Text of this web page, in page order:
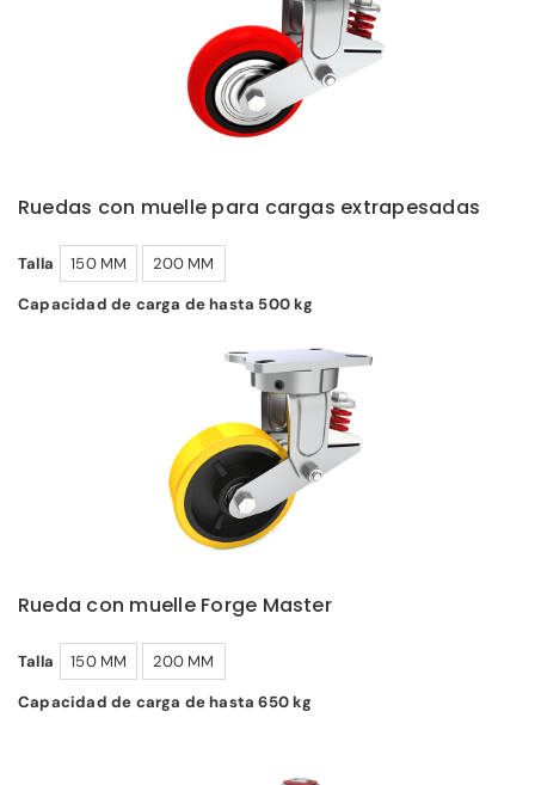
Ruedas con muelle para cargas extrapesadas
Talla 150 MM
200 MM
Capacidad de carga de hasta 500 kg
Rueda con muelle Forge Master
Talla 150 MM
200 MM
Capacidad de carga de hasta 650 kg